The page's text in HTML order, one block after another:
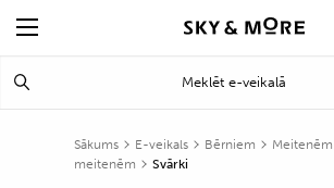
Sākums E-veikals Bērniem Meitenēm
meitenēm
Svārki